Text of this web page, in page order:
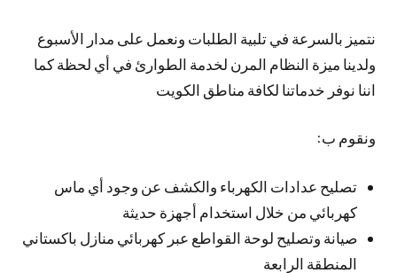
نتميز بالسرعة في تلبية الطلبات ونعمل على مدار الأسبوع
ولدينا ميزة النظام المرن لخدمة الطوارئ في أي لحظة كما
اننا نوفر خدماتنا لكافة مناطق الكويت
ونقوم ب:
تصليح عدادات الكهرباء والكشف عن وجود أي ماس
كهربائي من خلال استخدام أجهزة حديثة
صيانة وتصليح لوحة القواطع عبر كهربائي منازل باكستاني
المنطقة الرابعة